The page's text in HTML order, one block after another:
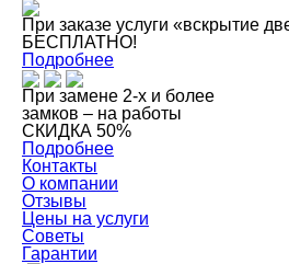
При заказе услуги «вскрытие
БЕСПЛАТНО!
Подробнее
При замене 2-х и более
замков – на работы
СКИДКА 50%
Подробнее
Контакты
О компании
Отзывы
Цены на услуги
Советы
Гарантии